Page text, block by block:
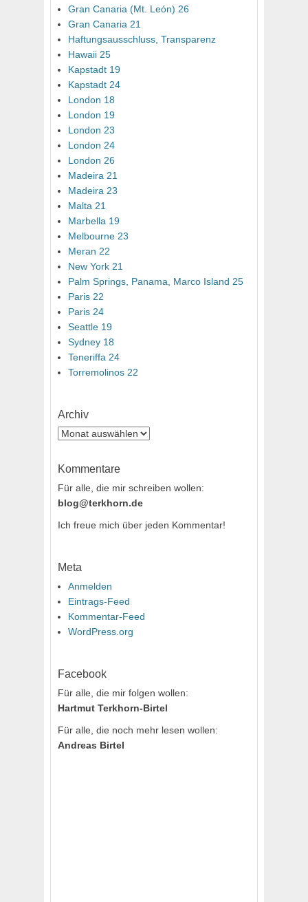
Gran Canaria (Mt. León) 26
Gran Canaria 21
Haftungsausschluss, Transparenz
Hawaii 25
Kapstadt 19
Kapstadt 24
London 18
London 19
London 23
London 24
London 26
Madeira 21
Madeira 23
Malta 21
Marbella 19
Melbourne 23
Meran 22
New York 21
Palm Springs, Panama, Marco Island 25
Paris 22
Paris 24
Seattle 19
Sydney 18
Teneriffa 24
Torremolinos 22
Archiv
Archiv
Kommentare
Für alle, die mir schreiben wollen:
blog@terkhorn.de
Ich freue mich über jeden Kommentar!
Meta
Anmelden
Eintrags-Feed
Kommentar-Feed
WordPress.org
Facebook
Für alle, die mir folgen wollen:
Hartmut Terkhorn-Birtel
Für alle, die noch mehr lesen wollen:
Andreas Birtel